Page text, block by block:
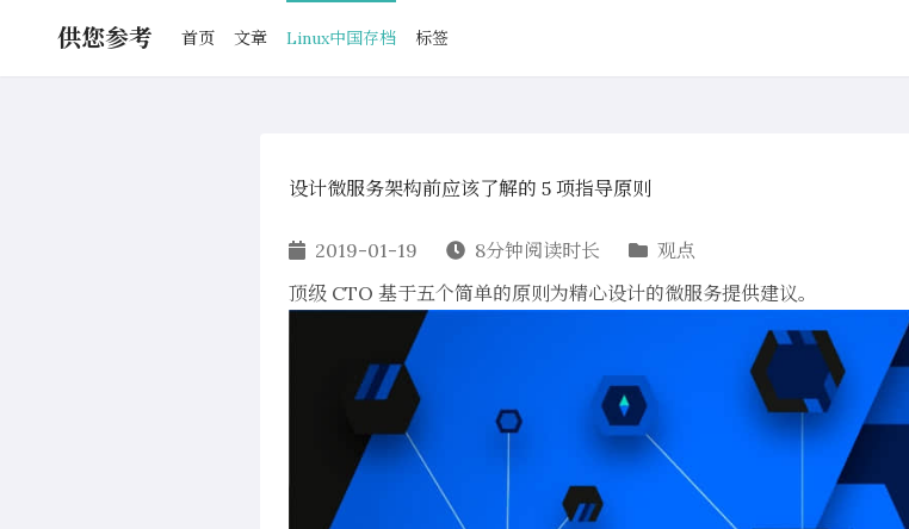
供您参考 首页 文章 Linux中国存档 标签
设计微服务架构前应该了解的 5 项指导原则
2019-01-19 8分钟阅读时长
观点
顶级 CTO 基于五个简单的原则为精心设计的微服务提供建议。